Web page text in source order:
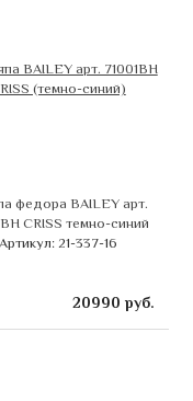
федора BAILEY арт.
CRISS темно-синий
Артикул: 21-337-16
20990 руб.